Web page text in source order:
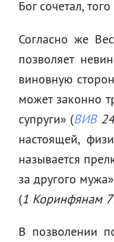
Бог сочетал,
Согласно же
позволяет
виновную
может законно
супруги» (ВИВ
настоящей,
называется
за другого
(1 Коринфянам
В позволении